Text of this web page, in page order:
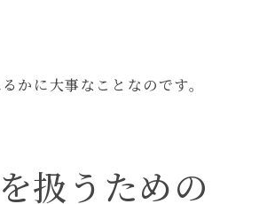
かに大事なことなのです。
扱うための